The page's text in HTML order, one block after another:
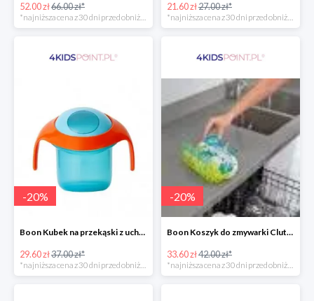
52.00 zł66.00 zł*
*najniższa cena z 30 dni przed obniżką
21.60 zł27.00 zł*
*najniższa cena z 30 dni przed obniżką
-20%
Boon Kubek na przekąski z uchwytami -20%
29.60 zł37.00 zł*
*najniższa cena z 30 dni przed obniżką
-20%
Boon Koszyk do zmywarki Clutch -20%
33.60 zł42.00 zł*
*najniższa cena z 30 dni przed obniżką